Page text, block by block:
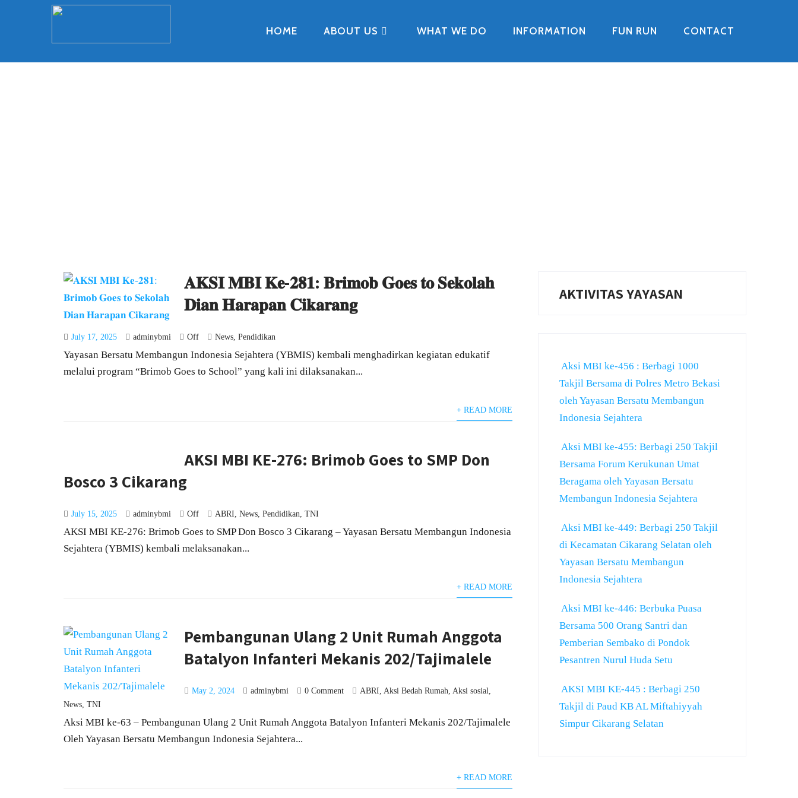
HOME ABOUT US WHAT WE DO INFORMATION FUN RUN CONTACT
𝐀𝐊𝐒𝐈 𝐌𝐁𝐈 𝐊𝐞-𝟐𝟖𝟏: 𝐁𝐫𝐢𝐦𝐨𝐛 𝐆𝐨𝐞𝐬 𝐭𝐨 𝐒𝐞𝐤𝐨𝐥𝐚𝐡
𝐃𝐢𝐚𝐧 𝐇𝐚𝐫𝐚𝐩𝐚𝐧 𝐂𝐢𝐤𝐚𝐫𝐚𝐧𝐠
July 17, 2025 adminybmi Off News, Pendidikan
Yayasan Bersatu Membangun Indonesia Sejahtera (YBMIS) kembali menghadirkan kegiatan edukatif
melalui program “Brimob Goes to School” yang kali ini dilaksanakan...
+ READ MORE
AKSI MBI KE-276: Brimob Goes to SMP Don
Bosco 3 Cikarang
July 15, 2025 adminybmi Off ABRI, News, Pendidikan, TNI
AKSI MBI KE-276: Brimob Goes to SMP Don Bosco 3 Cikarang – Yayasan Bersatu Membangun Indonesia
Sejahtera (YBMIS) kembali melaksanakan...
+ READ MORE
Pembangunan Ulang 2 Unit Rumah Anggota
Batalyon Infanteri Mekanis 202/Tajimalele
May 2, 2024 adminybmi 0 Comment ABRI,Aksi Bedah Rumah,Aksi sosial,
News, TNI
Aksi MBI ke-63 – Pembangunan Ulang 2 Unit Rumah Anggota Batalyon Infanteri Mekanis 202/Tajimalele
Oleh Yayasan Bersatu Membangun Indonesia Sejahtera...
+ READ MORE
AKTIVITAS YAYASAN
Aksi MBI ke-456 : Berbagi 1000
Takjil Bersama di Polres Metro Bekasi
oleh Yayasan Bersatu Membangun
Indonesia Sejahtera
Aksi MBI ke-455: Berbagi 250 Takjil
Bersama Forum Kerukunan Umat
Beragama oleh Yayasan Bersatu
Membangun Indonesia Sejahtera
Aksi MBI ke-449: Berbagi 250 Takjil
di Kecamatan Cikarang Selatan oleh
Yayasan Bersatu Membangun
Indonesia Sejahtera
Aksi MBI ke-446: Berbuka Puasa
Bersama 500 Orang Santri dan
Pemberian Sembako di Pondok
Pesantren Nurul Huda Setu
AKSI MBI KE-445 : Berbagi 250
Takjil di Paud KB AL Miftahiyyah
Simpur Cikarang Selatan